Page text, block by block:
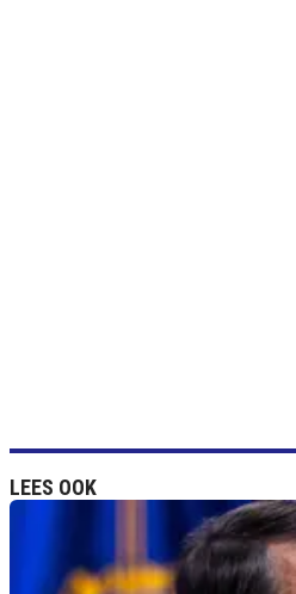
LEES OOK